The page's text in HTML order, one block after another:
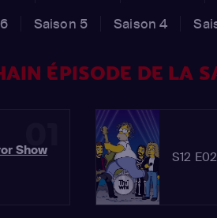
Saison 5 Saison 4
ÉPISODE DE LA
01
Show
S12 E02